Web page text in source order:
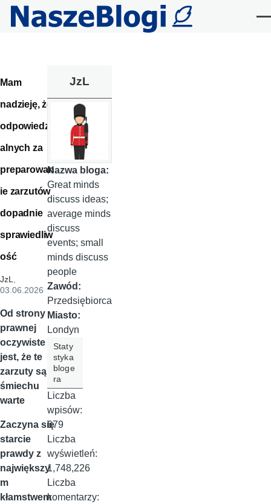
Przejdź do treści
Mam
nadzieję, że
odpowiedzi
alnych za
preparowan
ie zarzutów
dopadnie
sprawiedliw
ość
JzL,
03.06.2026
Od strony
prawnej
oczywiste
jest, że te
zarzuty są
śmiechu
warte
Zaczyna się
starcie
prawdy z
największy
m
kłamstwem
JzL
Nazwa bloga:
Great minds
discuss ideas;
average minds
discuss
events; small
minds discuss
people
Zawód:
Przedsiębiorca
Miasto:
Londyn
Staty
styka
bloge
ra
Liczba
wpisów:
679
Liczba
wyświetleń:
1,748,226
Liczba
komentarzy: